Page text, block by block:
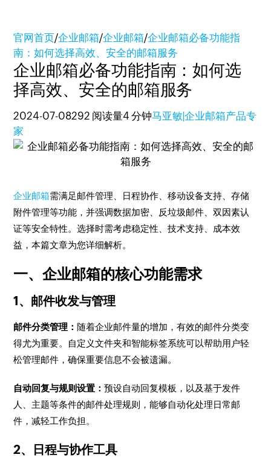
官网首页/企业邮箱/企业邮箱/企业邮箱必备功能指
南：如何选择高效、安全的邮箱服务
企业邮箱必备功能指南：如何选
择高效、安全的邮箱服务
2024-07-08292 阅读量4 分钟马亚敏|企业邮箱产品专
家
企业邮箱需满足邮件管理、日程协作、移动设备支持、存储
附件管理等功能，并强调数据加密、反垃圾邮件、双因素认
证等安全特性。选择时需考虑稳定性、技术支持、成本效
益，本篇文章为您详细解析。
一、企业邮箱的核心功能需求
1、邮件收发与管理
邮件分类管理： 随着企业邮件量的增加，有效的邮件分类变
得尤为重要。自定义文件夹和智能标签系统可以帮助用户轻
松管理邮件，确保重要信息不会被遗漏。
自动回复与规则设置：预设自动回复模板，以及基于发件
人、主题等条件的邮件处理规则，能够自动化处理日常邮
件，减轻工作负担。
2、日程与协作工具